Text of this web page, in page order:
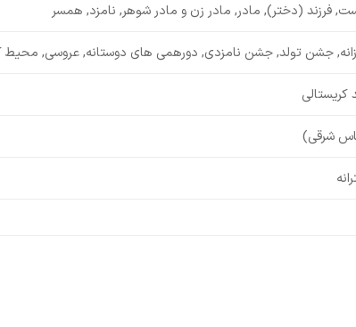
فرزند (دختر), مادر, مادر زن و مادر شوهر, نامزد, همسر
جشن تولد, جشن نامزدی, دورهمی های دوستانه, عروسی, محیط
شرقی)